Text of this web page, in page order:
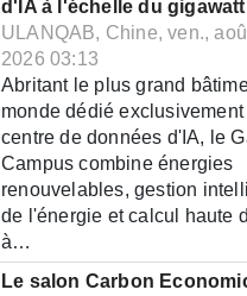
d'IA à l'échelle du gigawatt
ULANQAB, Chine, ven.,
2026 03:13
Abritant le plus grand
monde dédié exclusivement
centre de données d'IA, le
Campus combine énergies
renouvelables, gestion
de l'énergie et calcul haute
à…
Le salon Carbon